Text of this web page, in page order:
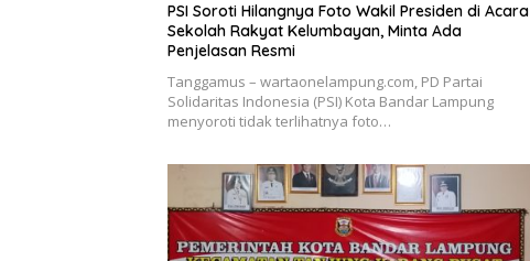
PSI Soroti Hilangnya Foto Wakil Presiden di Acara
Sekolah Rakyat Kelumbayan, Minta Ada
Penjelasan Resmi
Tanggamus – wartaonelampung.com, PD Partai
Solidaritas Indonesia (PSI) Kota Bandar Lampung
menyoroti tidak terlihatnya foto…